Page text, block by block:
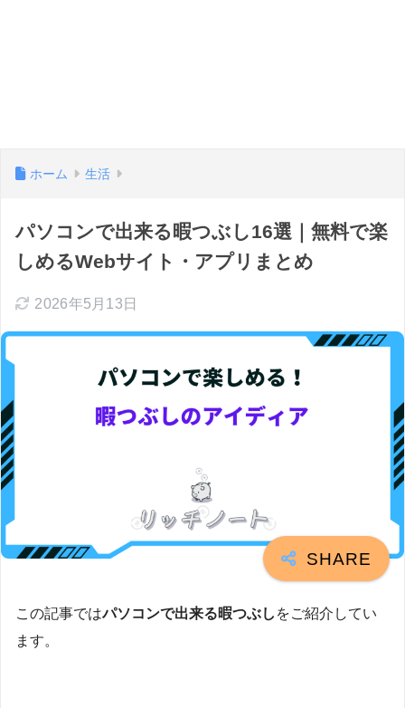
ホーム 生活
パソコンで出来る暇つぶし16選｜無料で楽
しめるWebサイト・アプリまとめ
2026年5月13日
この記事ではパソコンで出来る暇つぶし をご紹介してい
ます。